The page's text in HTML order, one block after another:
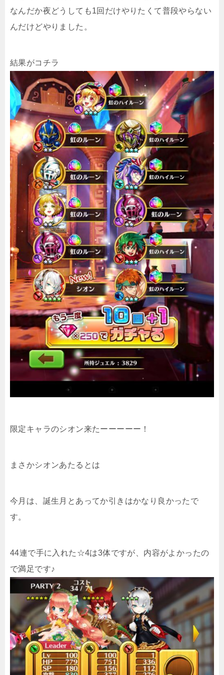
なんだか夜どうしても1回だけやりたくて普段やらない
んだけどやりました。
結果がコチラ
限定キャラのシオン来たーーーーー！
まさかシオンあたるとは
今月は、誕生月とあってか引きはかなり良かったで
す。
44連で手に入れた☆4は3体ですが、内容がよかったの
で満足です♪